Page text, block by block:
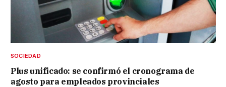
SOCIEDAD
Plus unificado: se confirmó el cronograma de
agosto para empleados provinciales